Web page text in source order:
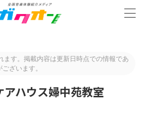
ます。掲載内容は更新日時点での情報であ
ざいます。
アハウス婦中苑教室